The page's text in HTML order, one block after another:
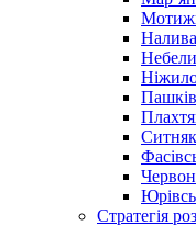
Стратегія